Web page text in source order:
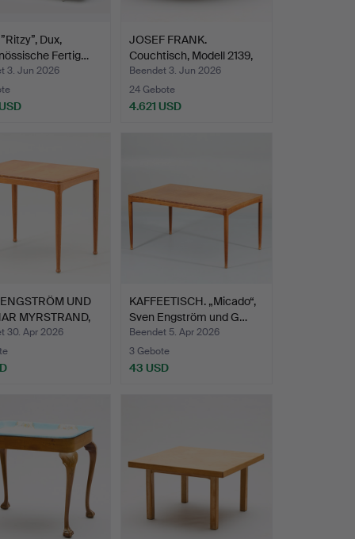
Dux,
Fertig…
3. Jun 2026
JOSEF FRANK.
Couchtisch, Modell 2139,
für …
Beendet 3. Jun 2026
24 Gebote
4.621 USD
UND
MYRSTRAND,
30. Apr 2026
KAFFEETISCH. „Micado“,
Sven Engström und G…
Beendet 5. Apr 2026
3 Gebote
43 USD